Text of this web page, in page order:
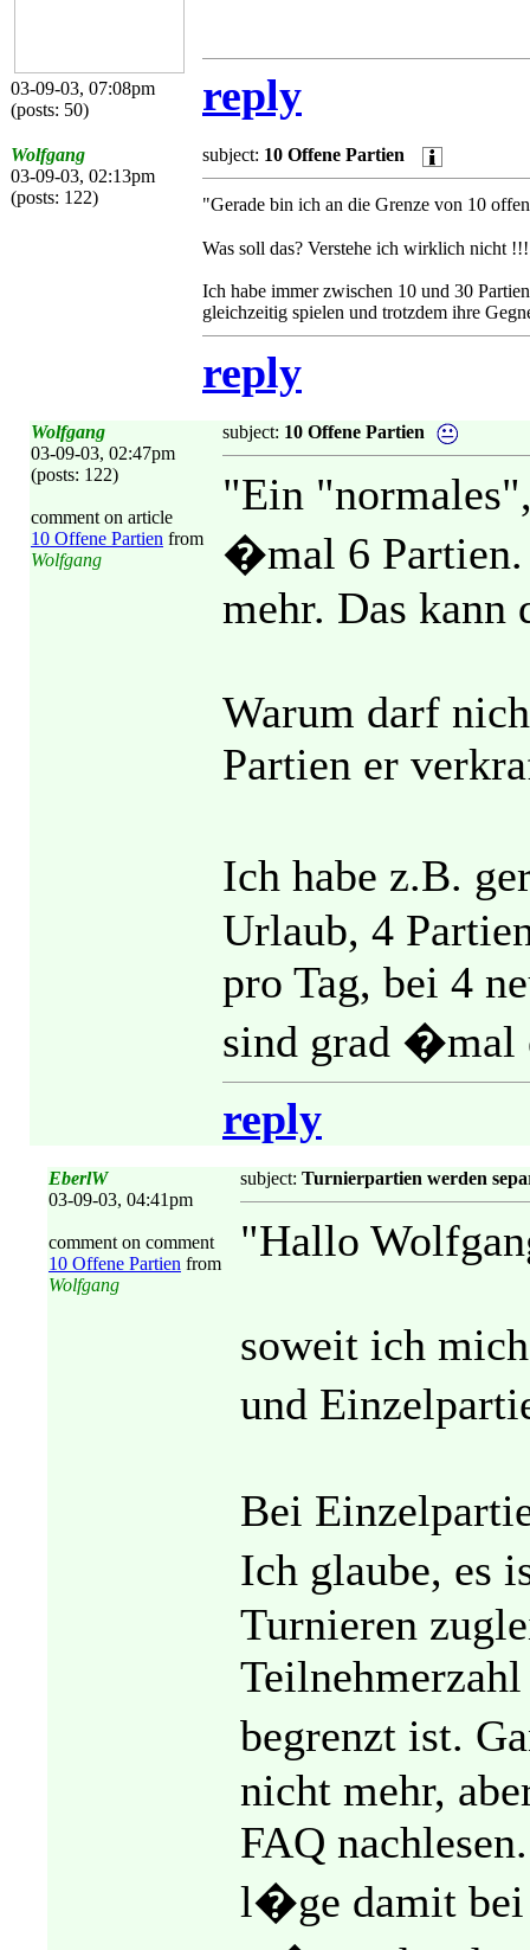
03-09-03, 07:08pm
(posts: 50)
reply
Wolfgang
03-09-03, 02:13pm
(posts: 122)
subject: 10 Offene Partien
"Gerade bin ich an die Grenze von 10
Was soll das? Verstehe ich wirklich nicht !!!
Ich habe immer zwischen 10 und 30
gleichzeitig spielen und trotzdem ihre
reply
Wolfgang
03-09-03, 02:47pm
(posts: 122)
comment on article
10 Offene Partien from
Wolfgang
subject: 10 Offene Partien
"Ein
�mal 6 Partien.
mehr. Das kann
Warum darf
Partien er
Ich habe z.B.
Urlaub, 4
pro Tag, bei 4
sind grad �mal
reply
EberlW
03-09-03, 04:41pm
comment on comment
10 Offene Partien from
Wolfgang
subject: Turnierpartien werden
"Hallo
soweit ich
und
Bei
Ich glaube, es
Turnieren
begrenzt ist.
nicht mehr,
FAQ
l�ge damit